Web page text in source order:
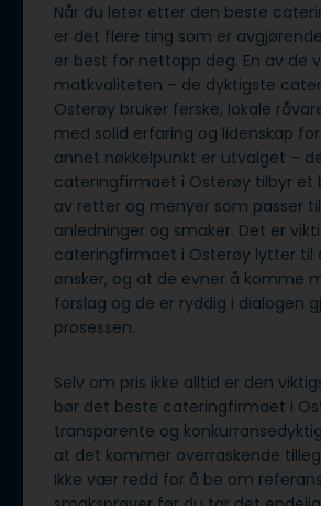
Når du leter etter den beste
er det flere ting som er
er best for nettopp deg. En av de
matkvaliteten – de dyktigste
Osterøy bruker ferske, lokale
med solid erfaring og lidenskap
annet nøkkelpunkt er utvalget –
cateringfirmaet i Osterøy tilbyr et
av retter og menyer som passer
anledninger og smaker. Det er
cateringfirmaet i Osterøy lytter til
ønsker, og at de evner å komme
forslag og de er ryddig i dialogen
prosessen.
Selv om pris ikke alltid er den
bør det beste cateringfirmaet i
transparente og
at det kommer overraskende
Ikke vær redd for å be om